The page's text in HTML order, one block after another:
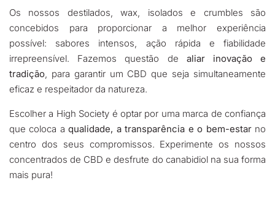
Os nossos destilados, wax, isolados e crumbles são
concebidos para proporcionar a melhor experiência
possível: sabores intensos, ação rápida e fiabilidade
irrepreensível. Fazemos questão de aliar inovação e
tradição , para garantir um CBD que seja simultaneamente
eficaz e respeitador da natureza.
Escolher a High Society é optar por uma marca de confiança
que coloca aqualidade, a transparência e o bem-estarno
centro dos seus compromissos. Experimente os nossos
concentrados de CBD e desfrute do canabidiol na sua forma
mais pura!